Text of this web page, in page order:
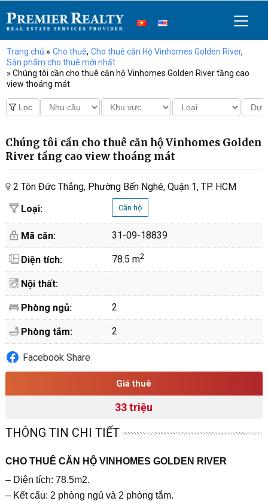
Trang chủ » Cho thuê, Cho thuê căn Hộ Vinhomes Golden River,
Sản phẩm cho thuê mới nhất
» Chúng tôi cần cho thuê căn hộ Vinhomes Golden River tầng cao
view thoáng mát
Chúng tôi cần cho thuê căn hộ Vinhomes Golden
River tầng cao view thoáng mát
2 Tôn Đức Thắng, Phường Bến Nghé, Quận 1, TP. HCM
Loại:
Căn hộ
Mã căn: 31-09-18839
Diện tích: 78.5 m2
Nội thất:
Phòng ngủ: 2
Phòng tắm: 2
Facebook Share
Giá thuê
33 triệu
THÔNG TIN CHI TIẾT
CHO THUÊ CĂN HỘ VINHOMES GOLDEN RIVER
– Diện tích: 78.5m2.
– Kết cấu: 2 phòng ngủ và 2 phòng tắm.